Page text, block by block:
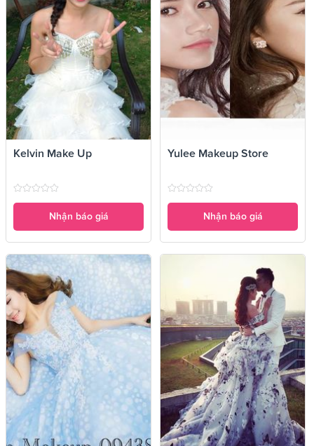
Kelvin Make Up
Nhận báo giá
Yulee Makeup Store
Nhận báo giá